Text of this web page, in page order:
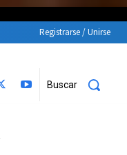
Registrarse / Unirse
Buscar